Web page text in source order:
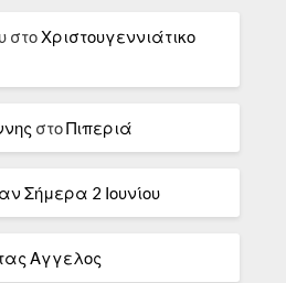
στοΧριστουγεννιάτικο
στοΠιπεριά
Σήμερα 2 Ιουνίου
Αγγελος